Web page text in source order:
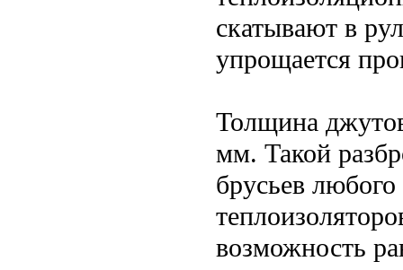
скатывают в
упрощается
Толщина
мм. Такой
брусьев
возможность